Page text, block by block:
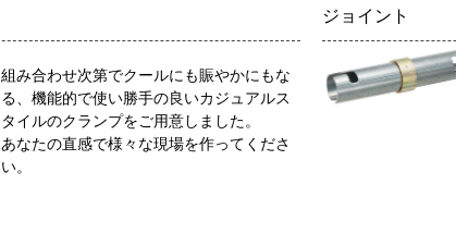
組み合わせ次第でクールにも賑やかにもな
る、機能的で使い勝手の良いカジュアルス
タイルのクランプをご用意しました。
あなたの直感で様々な現場を作ってくださ
い。
ジョイント